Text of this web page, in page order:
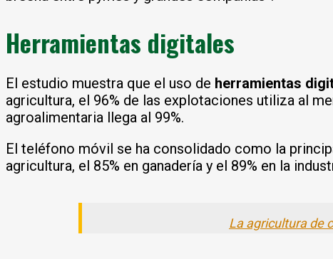
Herramientas digitales
El estudio muestra que el uso de herramientas
agricultura, el 96% de las explotaciones utiliza al
agroalimentaria llega al 99%.
El teléfono móvil se ha consolidado como la
agricultura, el 85% en ganadería y el 89% en la
La agricultura de